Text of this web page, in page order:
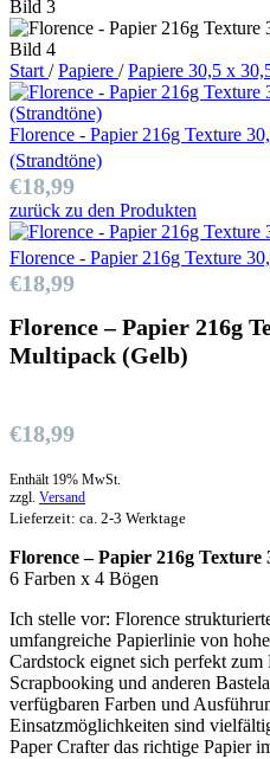
Start / Papiere / Papiere 30,5 x
Florence - Papier 216g Texture
(Strandtöne)
€18,99
zurück zu den Produkten
Florence - Papier 216g Texture
€18,99
Florence – Papier 216g
Multipack (Gelb)
€18,99
Enthält 19% MwSt.
zzgl. Versand
Lieferzeit: ca. 2-3 Werktage
Florence – Papier 216g Texture
6 Farben x 4 Bögen
Ich stelle vor: Florence
umfangreiche Papierlinie von
Cardstock eignet sich perfekt
Scrapbooking und anderen
verfügbaren Farben und
Einsatzmöglichkeiten sind
Paper Crafter das richtige Papier